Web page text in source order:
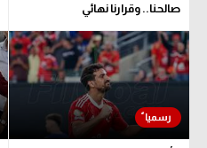
صالحنا.. وقرارنا نهائي